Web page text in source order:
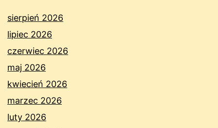
sierpień 2026
lipiec 2026
czerwiec 2026
maj 2026
kwiecień 2026
marzec 2026
luty 2026